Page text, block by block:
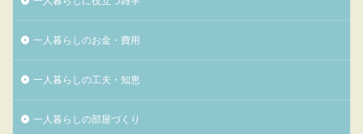
一人暮らしのお金・費用
一人暮らしの工夫・知恵
一人暮らしの部屋づくり